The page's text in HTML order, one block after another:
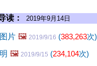
读： 2019年9月14日
片 🖼️ 2019/9/16 (383,263次)
🖼️ 2019/9/15 (234,104次)